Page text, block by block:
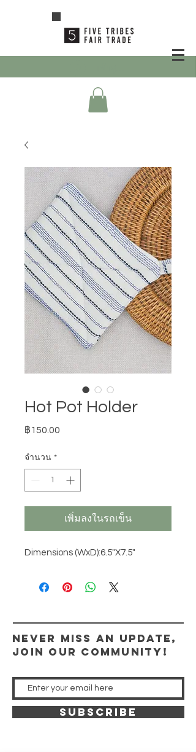
Hot Pot Holder
฿150.00
จำนวน *
เพิ่มลงในรถเข็น
Dimensions (WxD):6.5"X7.5"
Never miss an update,
join our community!
SUBSCRIBE